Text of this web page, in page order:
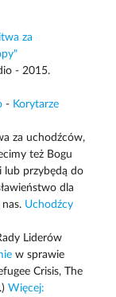
za
- 2015.
- Korytarze
za uchodźców,
też Bogu
lub przybędą do
dla
Uchodźcy
Liderów
w sprawie
Crisis, The
Więcej: